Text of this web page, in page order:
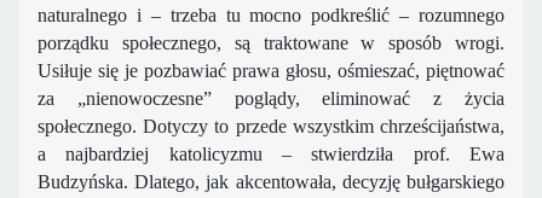
naturalnego i – trzeba tu mocno podkreślić – rozumnego
porządku społecznego, są traktowane w sposób wrogi.
Usiłuje się je pozbawiać prawa głosu, ośmieszać, piętnować
za „nienowoczesne” poglądy, eliminować z życia
społecznego. Dotyczy to przede wszystkim chrześcijaństwa,
a najbardziej katolicyzmu – stwierdziła prof. Ewa
Budzyńska. Dlatego, jak akcentowała, decyzję bułgarskiego